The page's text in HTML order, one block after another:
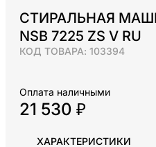
СТИРАЛЬНАЯ
NSB 7225 ZS V RU
КОД ТОВАРА: 103394
Оплата наличными
21 530 ₽
ХАРАКТЕРИСТИКИ